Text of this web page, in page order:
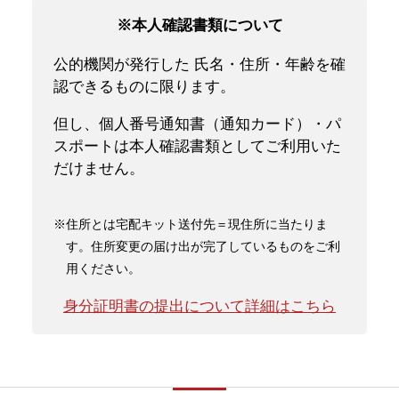
※本人確認書類について
公的機関が発行した 氏名・住所・年齢を確
認できるものに限ります。
但し、個人番号通知書（通知カード）・パ
スポートは本人確認書類としてご利用いた
だけません。
※住所とは宅配キット送付先＝現住所に当たりま
す。住所変更の届け出が完了しているものをご利
用ください。
身分証明書の提出について詳細はこちら